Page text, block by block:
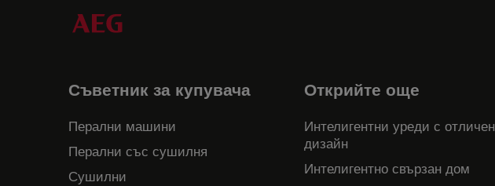
Съветник за купувача
Перални машини
Перални със сушилня
Сушилни
Открийте още
Интелигентни уреди с отличен
дизайн
Интелигентно свързан дом